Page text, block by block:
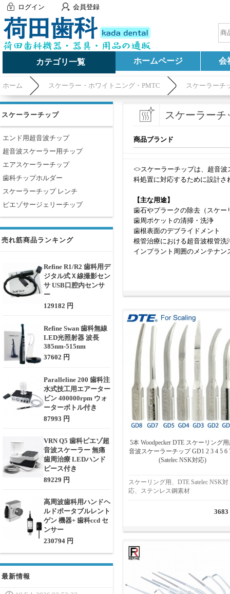
ログイン 会員登録
カテゴリ一覧 ホームページ 会
ホーム スケーラー・ホワイトニング・PMTC スケーラーチ
スケーラーチップ
エンド用超音波チップ
超音波スケーラー用チップ
エアスケーラーチップ
歯科チップホルダー
スケーラーチップ レンチ
ピエゾサージェリーチップ
売れ筋商品ランキング
Refine R1/R2 歯科用デ
ジタル式Ｘ線撮影セン
サ USB口腔内センサ
ー
129182 円
Refine Swan 歯科無線
LED光照射器 波長
385nm-515nm
37602 円
Paralleline 200 歯科注
水式技工用エアーター
ビン 400000rpm ウォ
ーターボトル付き
87993 円
VRN Q5 歯科ピエゾ超
音波スケーラー 無痛
歯周治療 LEDハンド
ピース付き
89229 円
高周波歯科用ハンドヘ
ルドポータブルレント
ゲン 機器+ 歯科ccd セ
ンサー
230794 円
最新情報
スケーラーチ
商品ブランド
<>スケーラーチップは、超音
科処置に対応するために設計
【主な用途】
歯石やプラークの除去（スケー
歯周ポケットの清掃・洗浄
歯根表面のデブライドメント
根管治療における超音波根管洗
インプラント周囲のメンテナ
Implantチップ：インプラント
【作動原理】
スケーラー本体から供給され
石やバイオフィルムを破砕・
【選定時に考慮すべきポイント
対応するスケーラー機種・メー
用途に応じたチップの形状と角
素材の違い（ステンレス製、
チップの硬度と耐久性（使用回
滅菌対応の可否（オートクレー
スケーラーチップは、治療精
なり、医院の診療品質向上にも
5本 Woodpecker DTE スケーリング
音波スケーラーチップ GD1 2 3 4 5 6
(Satelec NSK対応)
スケーリング用、DTE Satelec NSK対
応、ステンレス鋼素材
3683